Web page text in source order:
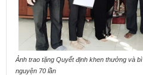
Ảnh trao tặng Quyết định khen thưởng và
nguyện 70 lần